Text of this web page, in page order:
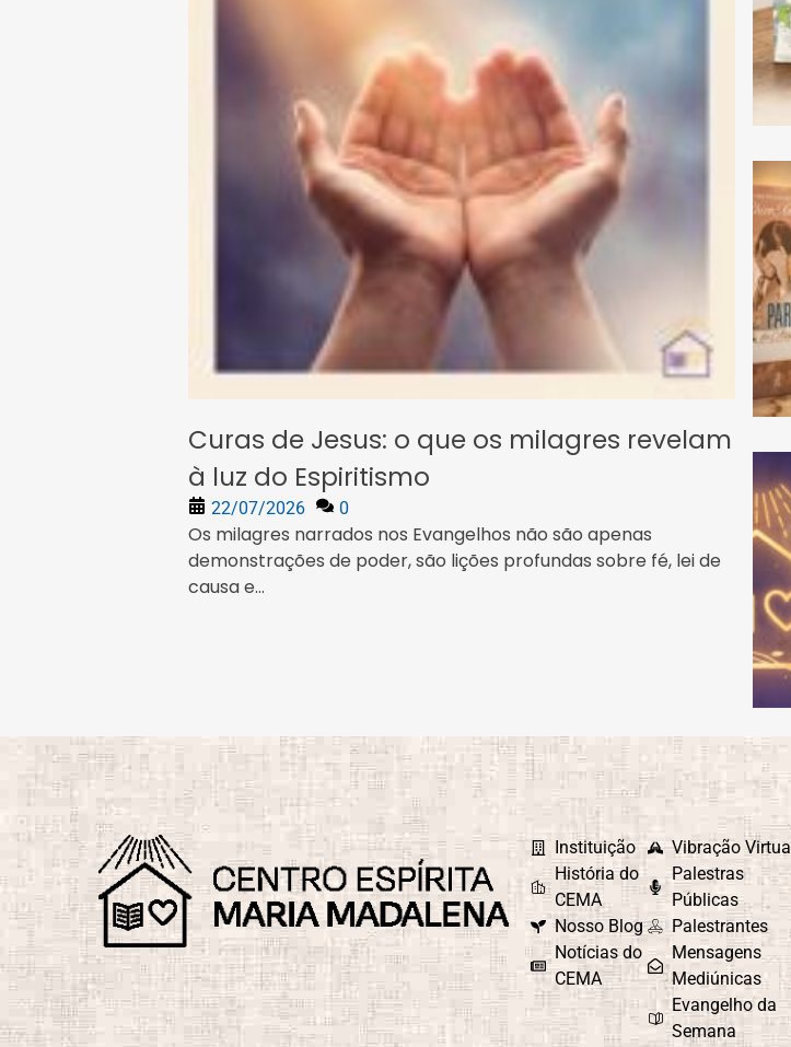
Curas de Jesus: o que os milagres revelam
à luz do Espiritismo
22/07/2026 0
Os milagres narrados nos Evangelhos não são apenas
demonstrações de poder, são lições profundas sobre fé, lei de
causa e...
Instituição
História do
CEMA
Nosso Blog
Notícias do
CEMA
Vibração Virtual
Palestras
Públicas
Palestrantes
Mensagens
Mediúnicas
Evangelho da
Semana